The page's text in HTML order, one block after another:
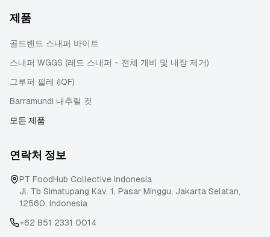
제품
골드밴드 스내퍼 바이트
스내퍼 WGGS (레드 스내퍼 - 전체 개비 및 내장 제거)
그루퍼 필레 (IQF)
Barramundi 내추럴 컷
모든 제품
연락처 정보
PT FoodHub Collective Indonesia
Jl. Tb Simatupang Kav. 1, Pasar Minggu, Jakarta Selatan,
12560, Indonesia
+62 851 2331 0014